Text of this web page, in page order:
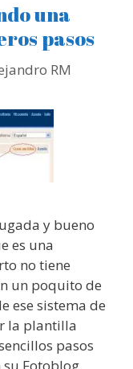
una
pasos
RM
y bueno
es una
no tiene
un poquito de
ese sistema de
la plantilla
pasos
su Fotoblog